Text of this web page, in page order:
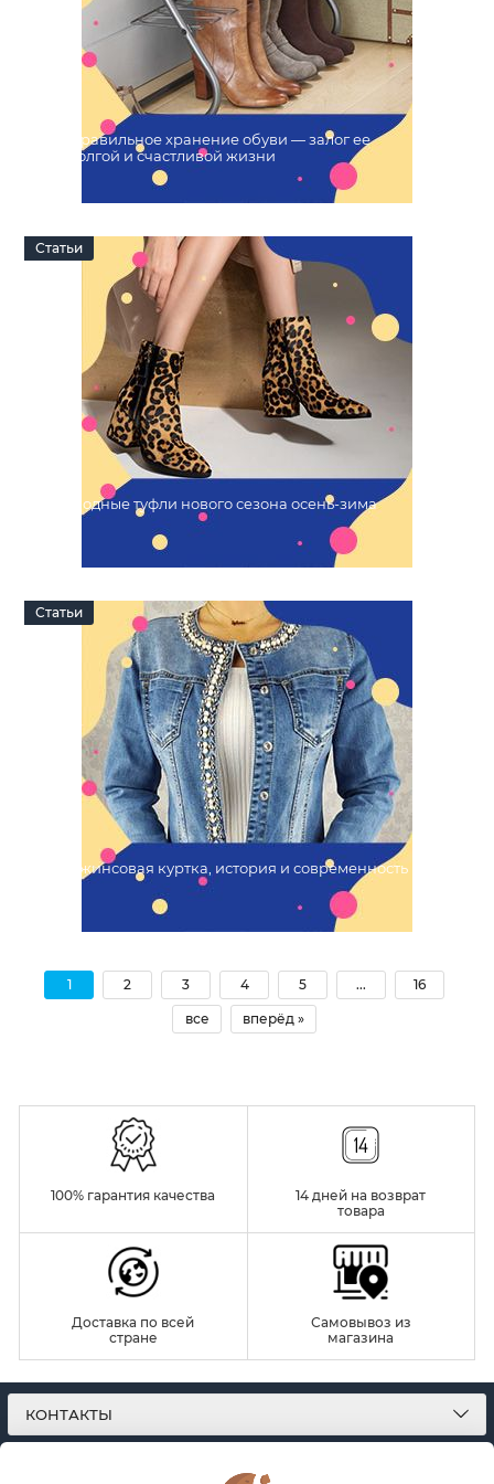
Правильное хранение обуви — залог ее
долгой и счастливой жизни
Статьи
Модные туфли нового сезона осень-зима
Статьи
Джинсовая куртка, история и современность
1 2 3 4 5 ... 16
все вперёд »
100% гарантия качества
14 дней на возврат
товара
Доставка по всей
стране
Самовывоз из
магазина
КОНТАКТЫ